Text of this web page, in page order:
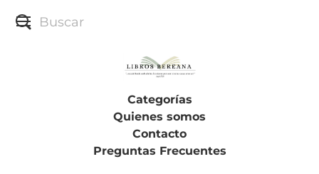
Categorías
Quienes somos
Contacto
Preguntas Frecuentes